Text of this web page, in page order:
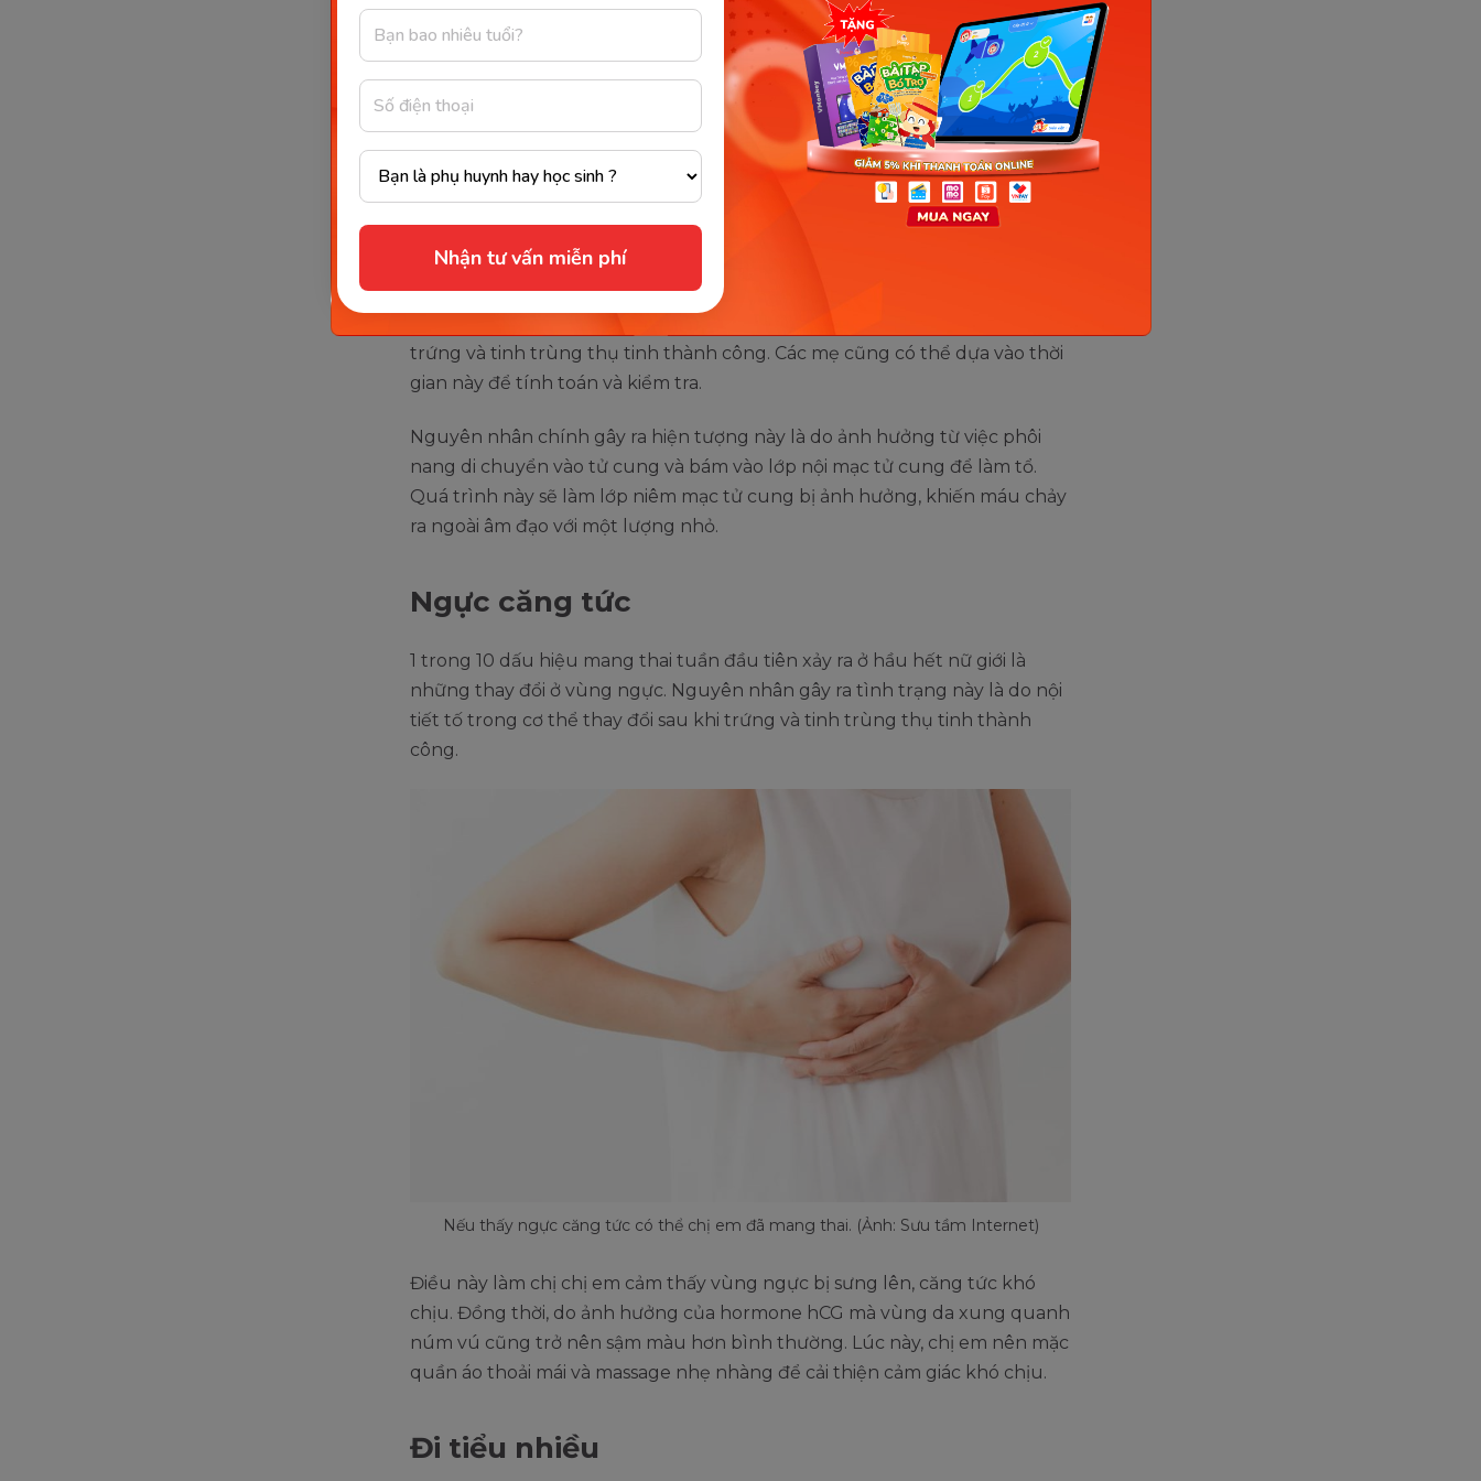
Nhận tư vấn miễn phí
Theo thống kê, có khoảng ⅔ nữ giới mang thai lần đầu xuất hiện tình
trạng máu báo thai kỳ. Hiện tượng này khá giống với chu kỳ kinh nguyệt
hàng tháng nên rất nhiều mẹ bầu bị nhầm lẫn.
Cách tốt nhất để phân biệt máu báo thai và máu kinh nguyệt là dựa vào số
lượng, màu sắc. Máu báo thai chỉ xuất hiện trong vòng 1-3 ngày với lượng
máu ít, chỉ làm thay đổi màu sắc nhẹ khi bạn mặc quần sáng màu. Trong
khi đó, máu kinh sẽ ra ồ ạt với số lượng nhiều và diễn ra từ 3 ngày đến 1
tuần.
trứng và tinh trùng thụ tinh thành công. Các mẹ cũng có thể dựa vào thời
gian này để tính toán và kiểm tra.
Nguyên nhân chính gây ra hiện tượng này là do ảnh hưởng từ việc phôi
nang di chuyển vào tử cung và bám vào lớp nội mạc tử cung để làm tổ.
Quá trình này sẽ làm lớp niêm mạc tử cung bị ảnh hưởng, khiến máu chảy
ra ngoài âm đạo với một lượng nhỏ.
Ngực căng tức
1 trong 10 dấu hiệu mang thai tuần đầu tiên xảy ra ở hầu hết nữ giới là
những thay đổi ở vùng ngực. Nguyên nhân gây ra tình trạng này là do nội
tiết tố trong cơ thể thay đổi sau khi trứng và tinh trùng thụ tinh thành
công.
Nếu thấy ngực căng tức có thể chị em đã mang thai. (Ảnh: Sưu tầm Internet)
Điều này làm chị chị em cảm thấy vùng ngực bị sưng lên, căng tức khó
chịu. Đồng thời, do ảnh hưởng của hormone hCG mà vùng da xung quanh
núm vú cũng trở nên sậm màu hơn bình thường. Lúc này, chị em nên mặc
quần áo thoải mái và massage nhẹ nhàng để cải thiện cảm giác khó chịu.
Đi tiểu nhiều